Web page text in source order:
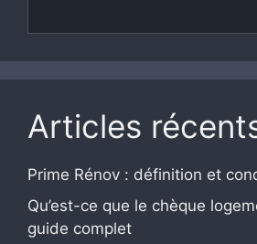
Articles
Prime Rénov : définition et
Qu’est-ce que le chèque
guide complet